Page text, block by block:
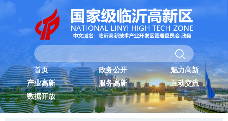
首页 政务公开
魅力高新
产业高新
服务高新
互动交流
数据开放